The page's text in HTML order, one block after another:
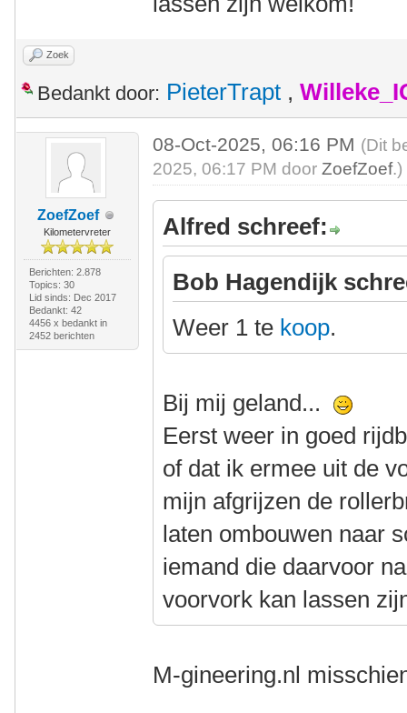
Zoek
Bedankt door: PieterTrapt ,
ZoefZoef
Kilometervreter
Berichten: 2.878
Topics: 30
Lid sinds: Dec 2017
Bedankt: 42
4456 x bedankt in
2452 berichten
08-Oct-2025, 06:16 PM (Dit
2025, 06:17 PM doorZoefZoef.)
Alfred schreef:
Bob Hagendijk
Weer 1 te koop.
Bij mij geland...
Eerst weer in goed
of dat ik ermee uit de
mijn afgrijzen de
laten ombouwen naar
iemand die daarvoor
voorvork kan lassen
M-gineering.nl